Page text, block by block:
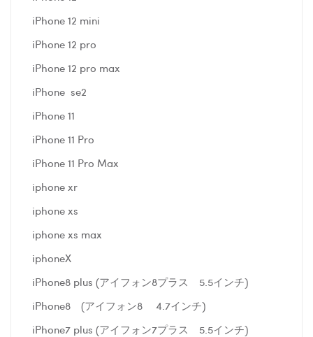
iPhone 12 mini
iPhone 12 pro
iPhone 12 pro max
iPhone se2
iPhone 11
iPhone 11 Pro
iPhone 11 Pro Max
iphone xr
iphone xs
iphone xs max
iphoneX
iPhone8 plus (アイフォン8プラス 5.5インチ)
iPhone8 (アイフォン8 4.7インチ)
iPhone7 plus (アイフォン7プラス 5.5インチ)